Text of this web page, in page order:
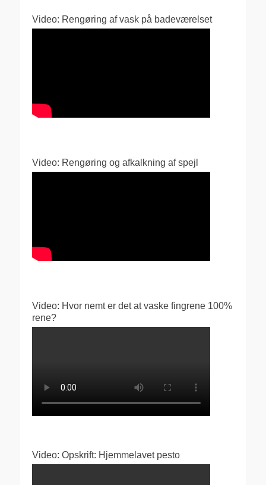
Video: Rengøring af vask på badeværelset
Video: Rengøring og afkalkning af spejl
Video: Hvor nemt er det at vaske fingrene 100%
rene?
Video: Opskrift: Hjemmelavet pesto